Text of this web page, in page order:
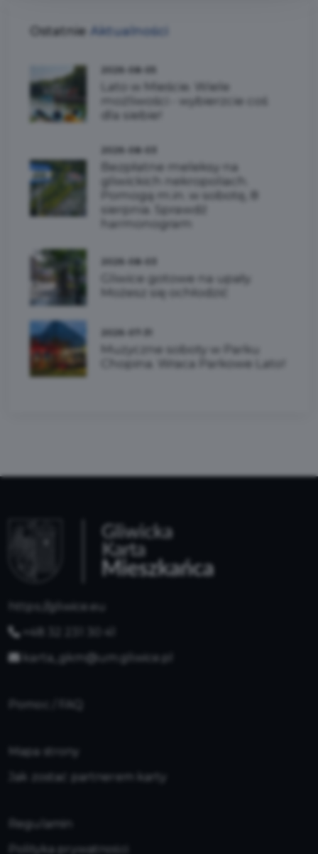
Ostatnie Aktualności
Lato w Mieście. Wiele
możliwości - wybierzcie coś
dla siebie!
Bezpłatne meleksy na
gliwickich nekropoliach.
Pomogą m.in. w sobotę, 8
sierpnia. Sprawdź
harmonogram
Gliwice gotowe na upały.
Możesz się ochłodzić
Muzyczne soboty w Parku
Chopina. Wraca Parkowe Lato!
+48 32 231 30 41
karta_gkm@um.gliwice.pl
Mapa strony
Jak zostać partnerem karty
Regulamin
Polityka prywatności